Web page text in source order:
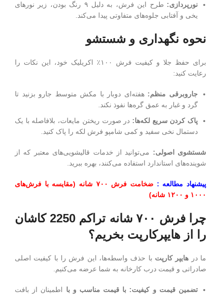
نورپردازی:
طرح این فرش، به دلیل ۹ رنگ بودن، زیر نورهای
یخی و آفتابی جلوه‌های متفاوتی پیدا می‌کند.
نحوه نگهداری و شستشو
برای حفظ جلا و کیفیت فرش ۱۰۰٪ اکریلیک خود، این نکات را
رعایت کنید:
جاروبرقی منظم:هفته‌ای دوبار با مکش متوسط جارو بزنید تا
گرد و غبار به عمق گره‌ها نفوذ نکند.
پاک کردن سریع لکه‌ها: در صورت ریختن مایعات، بلافاصله با یک
دستمال نخی سفید و کمی شامپو فرش لکه را پاک کنید.
شستشوی اصولی: می‌توانید از خدمات قالیشویی‌های معتبر که از
شوینده‌های استاندارد استفاده می‌کنند، بهره ببرید.
پیشنهاد مطالعه :
ضخامت فرش ۷۰۰ شانه (مقایسه با فرش‌های
۱۰۰۰ و ۱۲۰۰ شانه)
چرا فرش ۷۰۰ شانه تراکم 2250 کاشان
را از هایپرکارپت بخریم؟
ما در هایپر کارپت با حذف واسطه‌ها، این فرش را با کیفیت اصلی
صادراتی و قیمت درب کارخانه به شما عرضه می‌کنیم.
تضمین قیمت و کیفیت: با قیمت مناسب و با اطمینان از بافت